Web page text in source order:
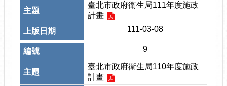
臺北市政府衛生局111年度施政
計畫
111-03-08
9
臺北市政府衛生局110年度施政
計畫